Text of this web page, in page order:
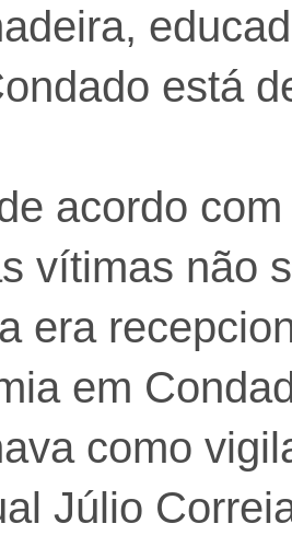
está
acordo
vítimas não
era
em
como
Júlio